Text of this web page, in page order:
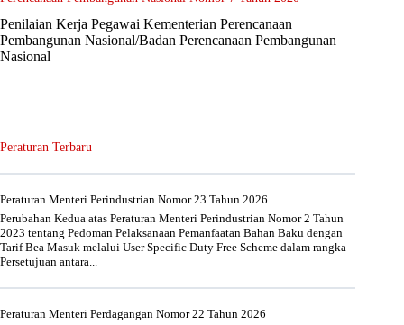
Penilaian Kerja Pegawai Kementerian Perencanaan
Pembangunan Nasional/Badan Perencanaan Pembangunan
Nasional
Peraturan Terbaru
Peraturan Menteri Perindustrian Nomor 23 Tahun 2026
Perubahan Kedua atas Peraturan Menteri Perindustrian Nomor 2 Tahun
2023 tentang Pedoman Pelaksanaan Pemanfaatan Bahan Baku dengan
Tarif Bea Masuk melalui User Specific Duty Free Scheme dalam rangka
Persetujuan antara...
Peraturan Menteri Perdagangan Nomor 22 Tahun 2026